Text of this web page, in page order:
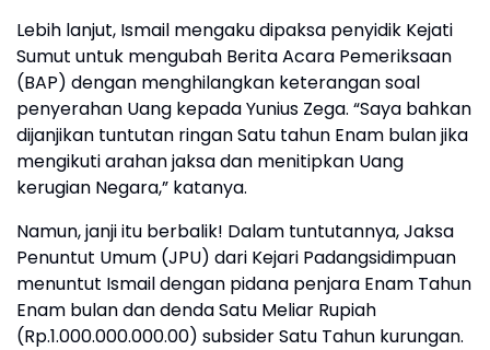
Lebih lanjut, Ismail mengaku dipaksa penyidik Kejati
Sumut untuk mengubah Berita Acara Pemeriksaan
(BAP) dengan menghilangkan keterangan soal
penyerahan Uang kepada Yunius Zega. “Saya bahkan
dijanjikan tuntutan ringan Satu tahun Enam bulan jika
mengikuti arahan jaksa dan menitipkan Uang
kerugian Negara,” katanya.
Namun, janji itu berbalik! Dalam tuntutannya, Jaksa
Penuntut Umum (JPU) dari Kejari Padangsidimpuan
menuntut Ismail dengan pidana penjara Enam Tahun
Enam bulan dan denda Satu Meliar Rupiah
(Rp.1.000.000.000.00) subsider Satu Tahun kurungan.